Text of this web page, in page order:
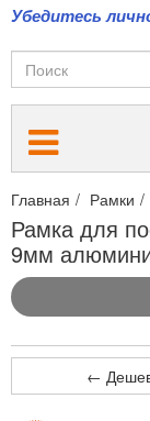
Убедитесь
Главная Рамки
Рамка для
9мм
←